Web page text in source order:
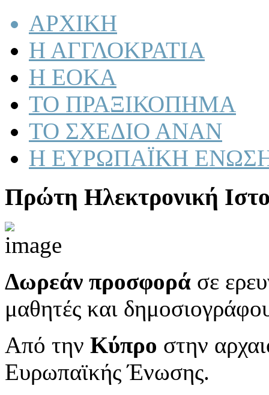
ΑΡΧΙΚΗ
Η ΑΓΓΛΟΚΡΑΤΙΑ
Η ΕΟΚΑ
ΤΟ ΠΡΑΞΙΚΟΠΗΜΑ
ΤΟ ΣΧΕΔΙΟ ΑΝΑΝ
Η ΕΥΡΩΠΑΪΚΗ
Πρώτη Ηλεκτρονική
Δωρεάν προσφορά σε
μαθητές και
Από την Κύπρο στην
Ευρωπαϊκής Ένωσης.